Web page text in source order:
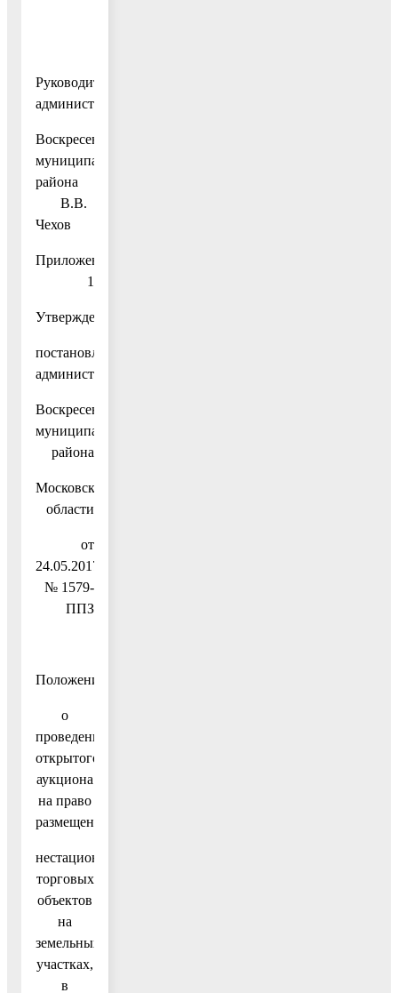
Руководитель
администрации
Воскресенского
муниципального
района
В.В.
Чехов
Приложение
1
Утверждено
постановлением
администрации
Воскресенского
муниципального
района
Московской
области
от
24.05.2017
№ 1579-
ППЗ
Положение
о
проведении
открытого
аукциона
на право
размещения
нестационарных
торговых
объектов
на
земельных
участках,
в